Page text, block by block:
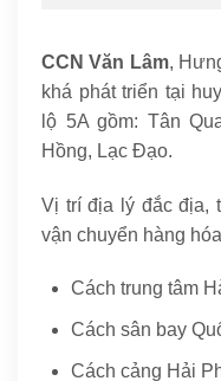
CCN Văn Lâm,
khá phát triển tại
lộ 5A gồm: Tân
Hồng, Lạc Đạo.
Vị trí địa lý đắc địa,
vận chuyển hàng
Cách trung tâm
Cách sân bay
Cách cảng Hải